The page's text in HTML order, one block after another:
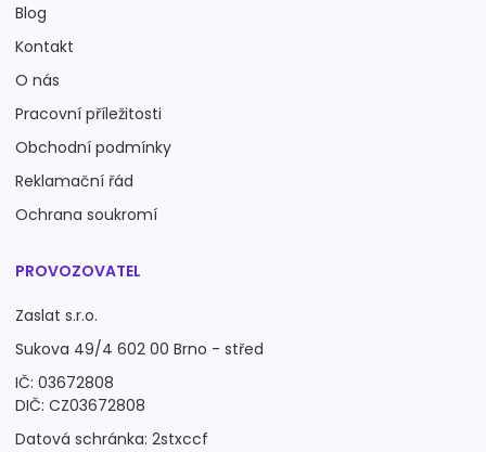
Blog
Kontakt
O nás
Pracovní příležitosti
Obchodní podmínky
Reklamační řád
Ochrana soukromí
PROVOZOVATEL
Zaslat s.r.o.
Sukova 49/4 602 00 Brno - střed
IČ: 03672808
DIČ: CZ03672808
Datová schránka: 2stxccf